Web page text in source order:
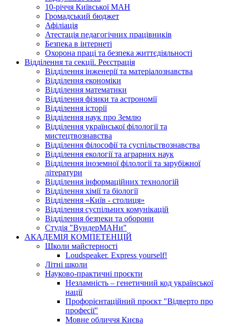
10-річчя Київської МАН
Громадський бюджет
Афіліація
Атестація педагогічних працівників
Безпека в інтернеті
Охорона праці та безпека життєдіяльності
Відділення та секції. Реєстрація
Відділення інженерії та матеріалознавства
Відділення економіки
Відділення математики
Відділення фізики та астрономії
Відділення історії
Відділення наук про Землю
Відділення української філології та
мистецтвознавства
Відділення філософії та суспільствознавства
Відділення екології та аграрних наук
Відділення іноземної філології та зарубіжної
літератури
Відділення інформаційних технологій
Відділення хімії та біології
Відділення «Київ - столиця»
Відділення суспільних комунікацій
Відділення безпеки та оборони
Студія "ВундерМАНи"
АКАДЕМІЯ КОМПЕТЕНЦІЙ
Школи майстерності
Loudspeaker. Express yourself!
Літні школи
Науково-практичні проєкти
Незламність – генетичний код української
нації
Профорієнтаційний проєкт "Відверто про
професії"
Мовне обличчя Києва